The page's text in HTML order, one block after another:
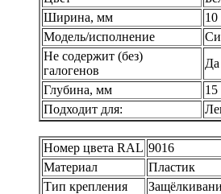
Ширина, мм
10
Модель/исполнение
Не содержит (без)
галогенов
Да
Глубина, мм
15
Подходит для:
Номер цвета RAL 9016
Материал
Пластик
Тип крепления